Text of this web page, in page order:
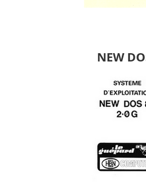
NEW